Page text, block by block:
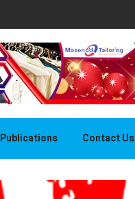
Publications Contact Us